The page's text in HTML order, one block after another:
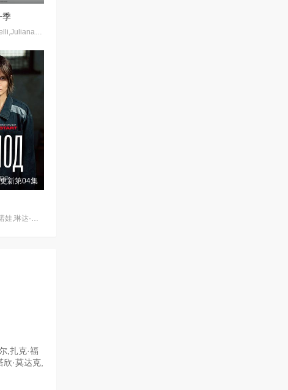
季
Rafaela·Mandelli,Juliana·Schalch,Michelle·Batista,João·Gabriel·Vasconcellos,Gabriel·Godoy,Guilherme·Weber
更新第04集
,扎克·福
·莫达克,